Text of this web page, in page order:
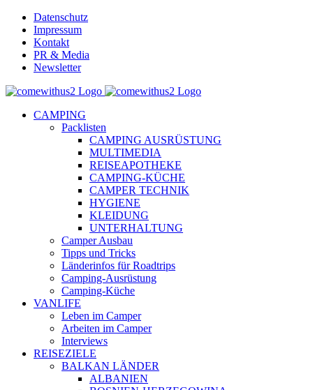
Skip
content
Datenschutz
Impressum
Kontakt
PR & Media
Newsletter
YouTube
Facebook
Twitter
Instagram
Pinterest
Email
CAMPING
Packlisten
CAMPING AUSRÜSTUNG
MULTIMEDIA
REISEAPOTHEKE
CAMPING-KÜCHE
CAMPER TECHNIK
HYGIENE
KLEIDUNG
UNTERHALTUNG
Camper Ausbau
Tipps und Tricks
Länderinfos für Roadtrips
Camping-Ausrüstung
Camping-Küche
VANLIFE
Leben im Camper
Arbeiten im Camper
Interviews
REISEZIELE
BALKAN LÄNDER
ALBANIEN